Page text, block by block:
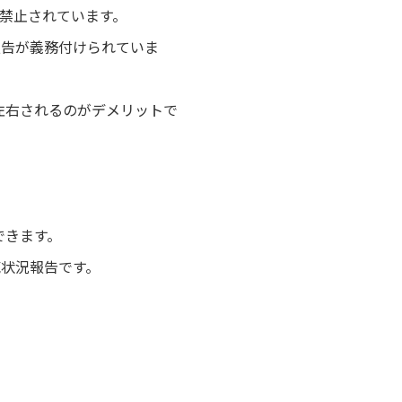
されています。
が義務付けられていま
されるのがデメリットで
ます。
況報告です。